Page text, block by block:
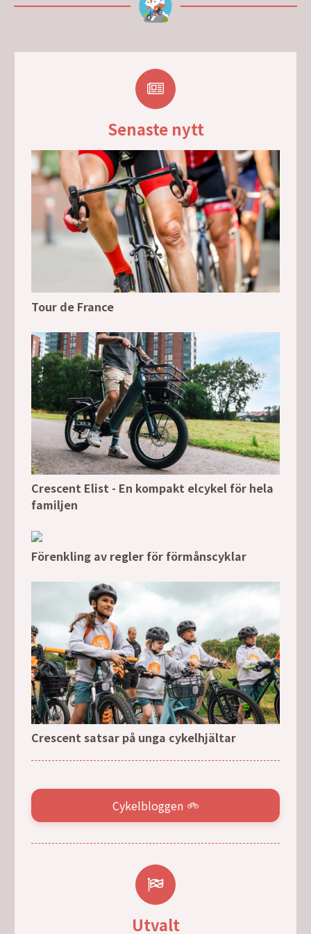
Senaste nytt
Tour de France
Crescent Elist - En kompakt elcykel för hela
familjen
Förenkling av regler för förmånscyklar
Crescent satsar på unga cykelhjältar
Cykelbloggen
Utvalt